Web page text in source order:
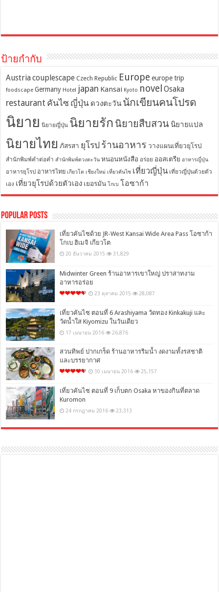
ป้ายกำกับ
Austriacouplescape Czech Republic Europe europe trip
foodscape Germany Hotel japan Kansai Kyoto novel Osaka
restaurant คันไซ ญี่ปุ่น ดวงตะวัน นักเขียนคนโปรด
นิยาย นิยายญี่ปุ่น นิยายรัก นิยายสืบสวน นิยายแปล
นิยายไทย ภัสรสา ยุโรป ร้านอาหาร วางแผนเที่ยวยุโรป
สำนักพิมพ์คำต่อคำ สำนักพิมพ์ดวงตะวัน หนอนหนังสือ อร่อย ออสเตรีย อาหารญี่ปุ่น
อาหารยุโรป อาหารไทย เกียวโต เชียงใหม่ เที่ยวคันไซ เที่ยวญี่ปุ่น เที่ยวญี่ปุ่นด้วยตัว
เอง เที่ยวยุโรปด้วยตัวเอง เยอรมัน โกเบ โอซาก้า
Popular Posts
เที่ยวคันไซด้วย JR-West Kansai Wide Area Pass โอซาก้า
โกเบ ฮิเมจิ เกียวโต
20 ธันวาคม 2015 31,829
Midwinter Green ร้านอาหารเขาใหญ่ ปราสาทงาม
อาหารอร่อย
23 ตุลาคม 2015 28,087
เที่ยวคันไซ ตอนที่ 6 Arashiyama วัดทอง Kinkakuji และ
วัดน้ำใส Kiyomizu ในวันเดียว
17 เมษายน 2016 26,876
สวนทิพย์ ปากเกร็ด ร้านอาหารริมน้ำ งดงามทั้งรสชาติ
และบรรยากาศ
10 เมษายน 2016 25,157
เที่ยวคันไซ ตอนที่ 9 เก็บตก Osaka หาของกินที่ตลาด
Kuromon
24 กรกฎาคม 2016 23,313